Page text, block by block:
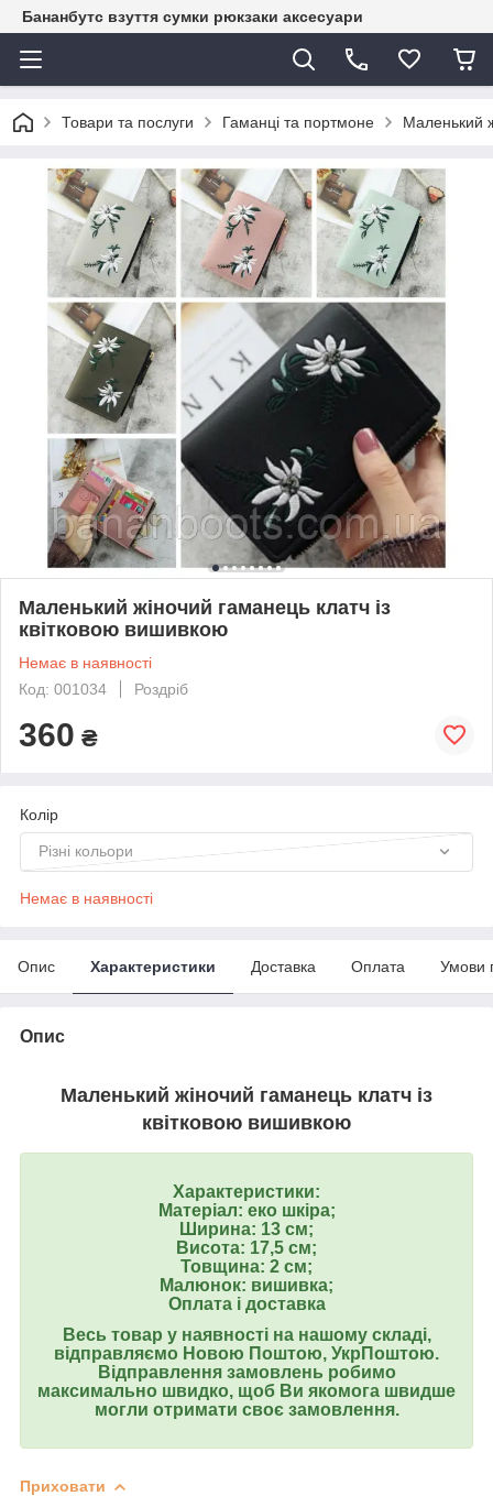
Бананбутс взуття сумки рюкзаки аксесуари
Товари та послуги Гаманці та портмоне Маленький
Маленький жіночий гаманець клатч із
квітковою вишивкою
Немає в наявності
Код: 001034
Роздріб
360 ₴
Колір
Різні кольори
Немає в наявності
Опис Характеристики Доставка Оплата Умови
Опис
Маленький жіночий гаманець клатч із
квітковою вишивкою
Характеристики:
Матеріал: еко шкіра;
Ширина: 13 см;
Висота: 17,5 см;
Товщина: 2 см;
Малюнок: вишивка;
Оплата і доставка
Весь товар у наявності на нашому складі,
відправляємо Новою Поштою, УкрПоштою.
Відправлення замовлень робимо
максимально швидко, щоб Ви якомога швидше
могли отримати своє замовлення.
Приховати